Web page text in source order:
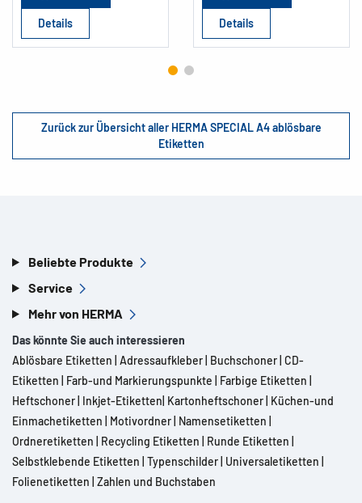
Details Details
Zurück zur Übersicht aller HERMA SPECIAL A4 ablösbare
Etiketten
Beliebte Produkte
Service
Mehr von HERMA
Das könnte Sie auch interessieren
Ablösbare Etiketten Adressaufkleber Buchschoner CD-
Etiketten
Farb-und Markierungspunkte Farbige Etiketten
Heftschoner Inkjet-Etiketten Kartonheftschoner Küchen-und
Einmachetiketten
Motivordner Namensetiketten
Ordneretiketten
Recycling Etiketten Runde Etiketten
Selbstklebende Etiketten Typenschilder Universaletiketten
Folienetiketten Zahlen und Buchstaben